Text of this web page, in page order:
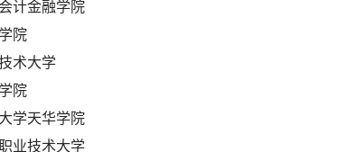
计金融学院
院
术大学
院
学天华学院
业技术大学